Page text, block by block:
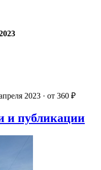
2023 · от 360 ₽
и публикации